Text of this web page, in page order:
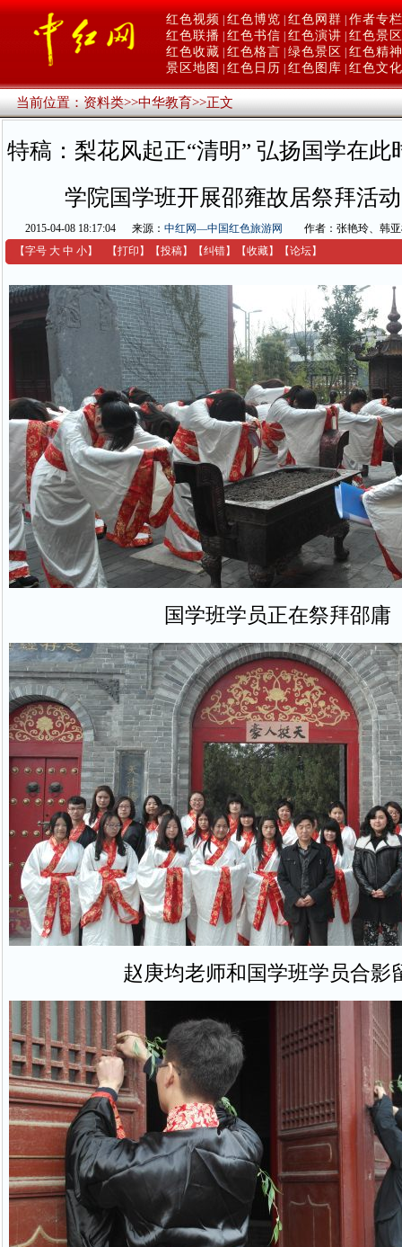
红色视频 红色博览 红色网群 作者专栏
红色联播 红色书信 红色演讲 红色景区
红色收藏 红色格言 绿色景区
红色精神
景区地图
红色日历 红色图库 红色文化
当前位置：资料类>>中华教育>>正文
特稿：梨花风起正“清明” 弘扬国学在
学院国学班开展邵雍故居祭拜活
2015-04-08 18:17:04 来源： 中红网—中国红色旅游网
作者：张艳玲、韩
【字号 大 中 小】 【打印 】 【投稿】 【纠错】 【收藏】 【论坛】
国学班学员正在祭拜邵庸
赵庚均老师和国学班学员合影